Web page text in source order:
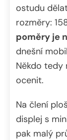
ostudu
rozměry:
poměry je
dnešní
Někdo tedy
ocenit.
Na člení
displej s
pak malý